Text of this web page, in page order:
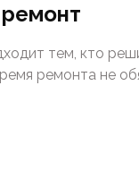
тем, кто
ремонта не